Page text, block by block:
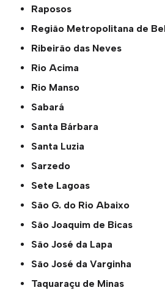
Raposos
Região Metropolitana de
Ribeirão das Neves
Rio Acima
Rio Manso
Sabará
Santa Bárbara
Santa Luzia
Sarzedo
Sete Lagoas
São G. do Rio Abaixo
São Joaquim de Bicas
São José da Lapa
São José da Varginha
Taquaraçu de Minas